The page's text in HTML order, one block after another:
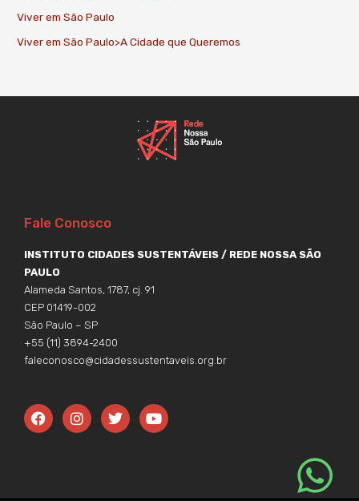
Viver em São Paulo
Viver em São Paulo>A Cidade que Queremos
Fale Conosco
INSTITUTO CIDADES SUSTENTÁVEIS / REDE NOSSA SÃO
PAULO
Alameda Santos, 1787, cj. 91
CEP 01419-002
São Paulo – SP
+55 (11) 3894-2400
faleconosco@cidadessustentaveis.org.br
F
a
c
o
I
n
s
r
T
w
i
r
Y
o
u
e